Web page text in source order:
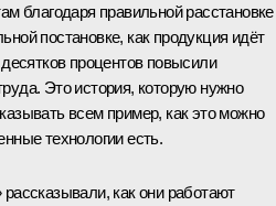
благодаря правильной расстановке
постановке, как продукция идёт
процентов повысили
Это история, которую нужно
всем пример, как это можно
технологии есть.
как они работают